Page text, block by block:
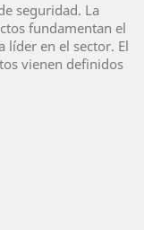
seguridad. La
fundamentan el
líder en el sector. El
vienen definidos